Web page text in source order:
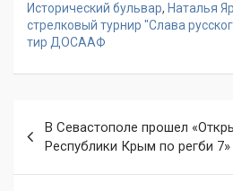
Исторический бульвар, Наталья
стрелковый турнир "Слава
тир ДОСААФ
по
записям
В Севастополе прошел
Республики Крым по регби 7»